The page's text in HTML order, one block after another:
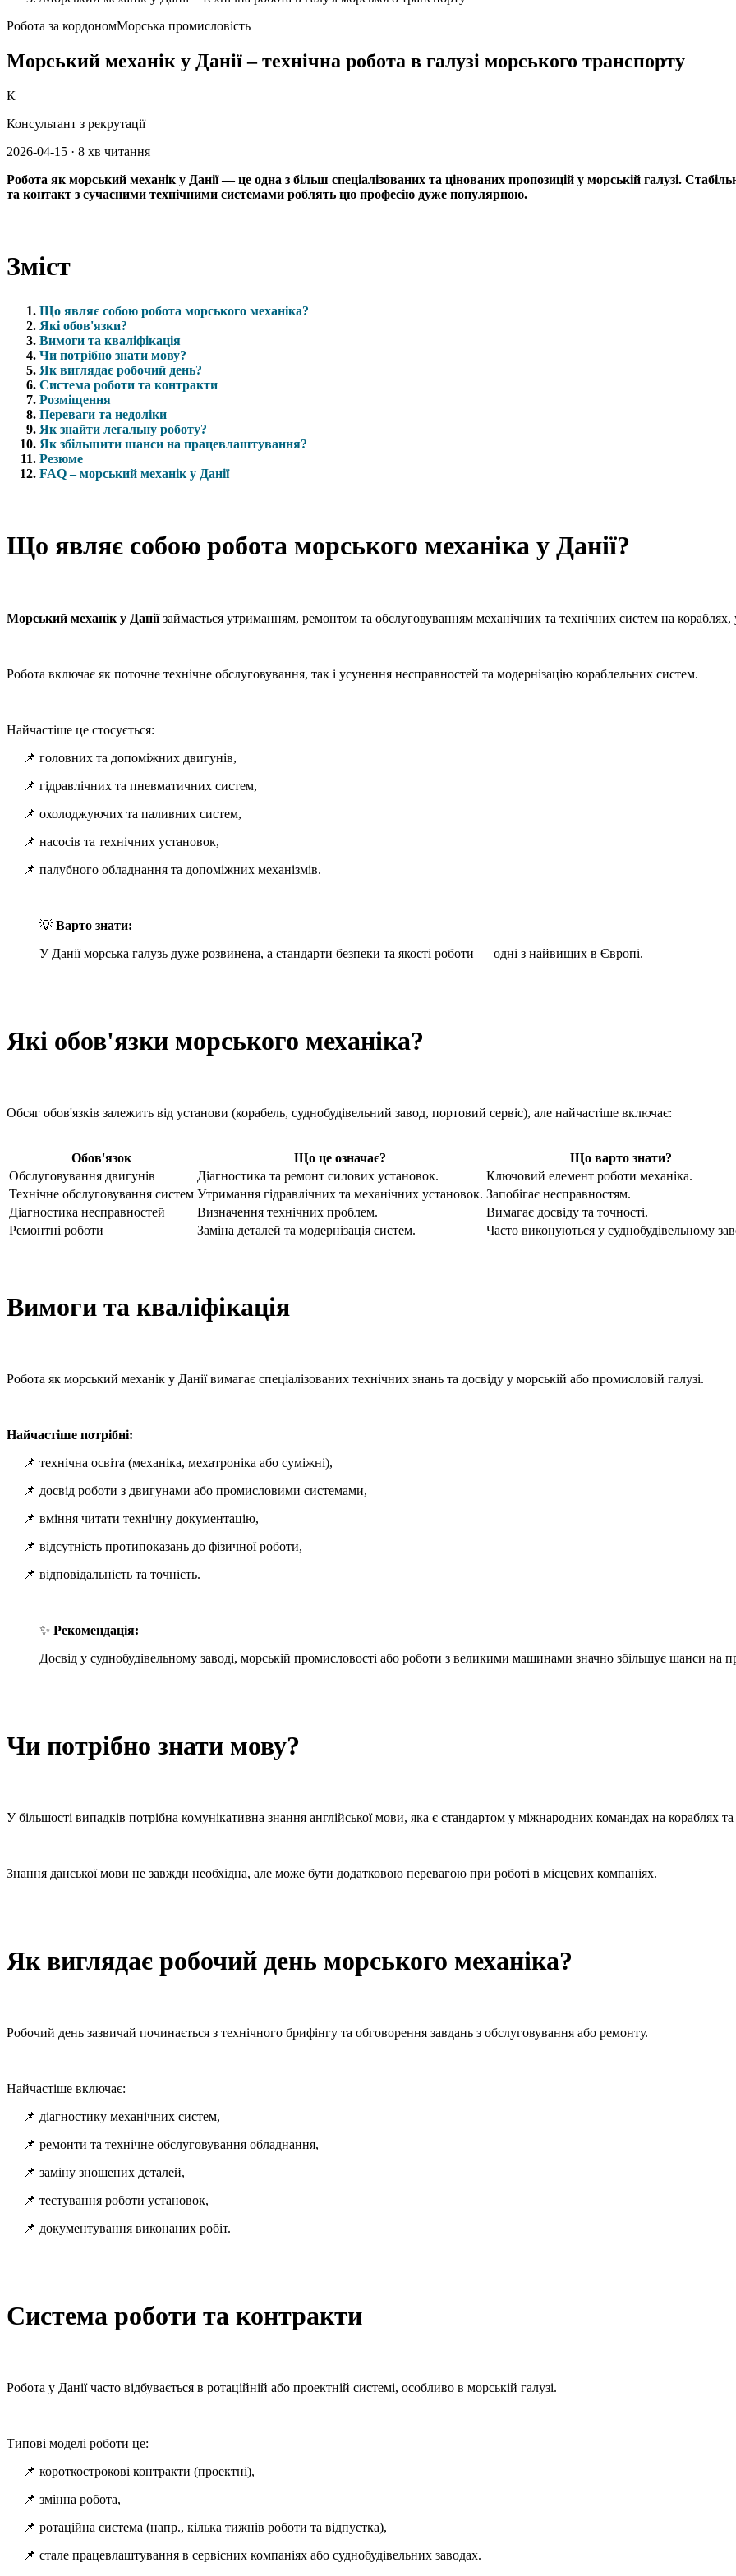
Робота за кордономМорська промисловість
Морський механік у Данії – технічна робота в галузі морського транспорту
К
Консультант з рекрутації
2026-04-15 · 8 хв читання
Робота як морський механік у Данії — це одна з більш спеціалізованих та цінованих пропозицій у морській галузі.
та контакт з сучасними технічними системами роблять цю професію дуже популярною.
Зміст
Що являє собою робота морського механіка?
Які обов'язки?
Вимоги та кваліфікація
Чи потрібно знати мову?
Як виглядає робочий день?
Система роботи та контракти
Розміщення
Переваги та недоліки
Як знайти легальну роботу?
Як збільшити шанси на працевлаштування?
Резюме
FAQ – морський механік у Данії
Що являє собою робота морського механіка у Данії?
Морський механік у Даніїзаймається утриманням, ремонтом та обслуговуванням механічних та технічних систем на кораблях,
Робота включає як поточне технічне обслуговування, так і усунення несправностей та модернізацію кораблельних систем.
Найчастіше це стосується:
📌 головних та допоміжних двигунів,
📌 гідравлічних та пневматичних систем,
📌 охолоджуючих та паливних систем,
📌 насосів та технічних установок,
📌 палубного обладнання та допоміжних механізмів.
💡 Варто знати:
У Данії морська галузь дуже розвинена, а стандарти безпеки та якості роботи — одні з найвищих в Європі.
Які обов'язки морського механіка?
Обсяг обов'язків залежить від установи (корабель, суднобудівельний завод, портовий сервіс), але найчастіше включає:
Обов'язок Що це означає?
Що варто знати?
Обслуговування двигунів
Діагностика та ремонт силових установок.
Ключовий елемент роботи механіка.
Технічне обслуговування систем Утримання гідравлічних та механічних установок. Запобігає несправностям.
Діагностика несправностей
Визначення технічних проблем.
Вимагає досвіду та точності.
Ремонтні роботи
Заміна деталей та модернізація систем. Часто виконуються у суднобудівельному
Вимоги та кваліфікація
Робота як морський механік у Данії вимагає спеціалізованих технічних знань та досвіду у морській або промисловій галузі.
Найчастіше потрібні:
📌 технічна освіта (механіка, мехатроніка або суміжні),
📌 досвід роботи з двигунами або промисловими системами,
📌 вміння читати технічну документацію,
📌 відсутність протипоказань до фізичної роботи,
📌 відповідальність та точність.
✨ Рекомендація:
Досвід у суднобудівельному заводі, морській промисловості або роботи з великими машинами значно збільшує шанси на
Чи потрібно знати мову?
У більшості випадків потрібна комунікативна знання англійської мови, яка є стандартом у міжнародних командах на кораблях
Знання данської мови не завжди необхідна, але може бути додатковою перевагою при роботі в місцевих компаніях.
Як виглядає робочий день морського механіка?
Робочий день зазвичай починається з технічного брифінгу та обговорення завдань з обслуговування або ремонту.
Найчастіше включає:
📌 діагностику механічних систем,
📌 ремонти та технічне обслуговування обладнання,
📌 заміну зношених деталей,
📌 тестування роботи установок,
📌 документування виконаних робіт.
Система роботи та контракти
Робота у Данії часто відбувається в ротаційній або проектній системі, особливо в морській галузі.
Типові моделі роботи це:
📌 короткострокові контракти (проектні),
📌 змінна робота,
📌 ротаційна система (напр., кілька тижнів роботи та відпустка),
📌 стале працевлаштування в сервісних компаніях або суднобудівельних заводах.